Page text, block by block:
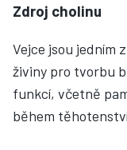
Zdroj cholinu
Vejce jsou jedním
živiny pro tvorbu
funkcí, včetně
během